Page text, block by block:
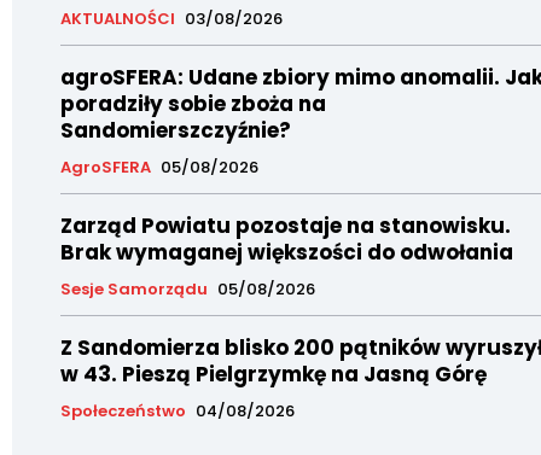
AKTUALNOŚCI 03/08/2026
agroSFERA: Udane zbiory mimo anomalii.
poradziły sobie zboża na
Sandomierszczyźnie?
AgroSFERA 05/08/2026
Zarząd Powiatu pozostaje na stanowisku.
Brak wymaganej większości do odwołania
Sesje Samorządu 05/08/2026
Z Sandomierza blisko 200 pątników
w 43. Pieszą Pielgrzymkę na Jasną Górę
Społeczeństwo 04/08/2026